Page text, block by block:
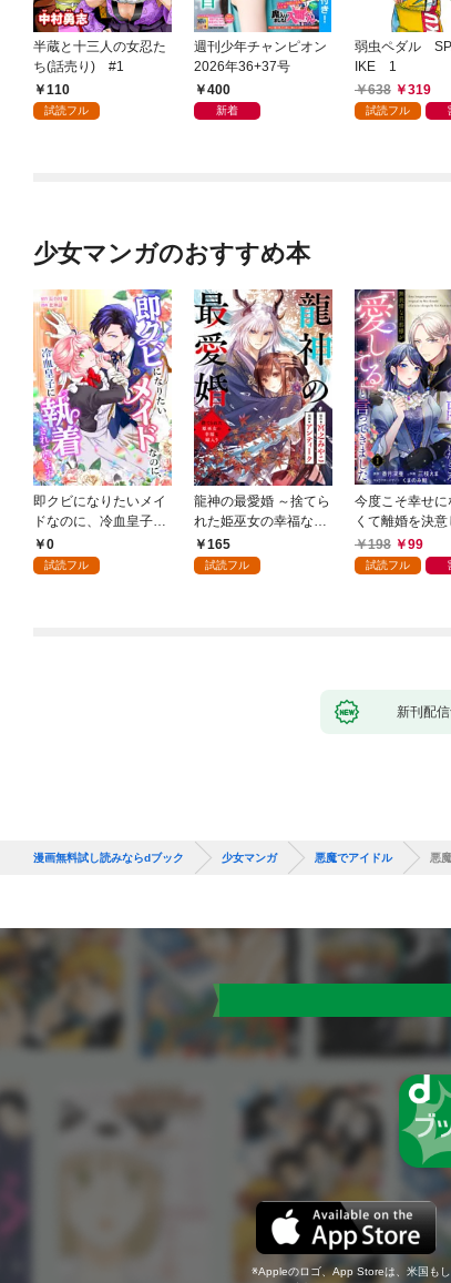
半蔵と十三人の女忍た
ち(話売り) #1
110
試読フル
週刊少年チャンピオン
2026年36+37号
400
新着
弱虫ペダル
IKE 1
638
319
試読フル
少女マンガのおすすめ本
即クビになりたいメイ
ドなのに、冷血皇子に
執着されています第1
話
0
試読フル
龍神の最愛婚 ～捨てら
れた姫巫女の幸福な嫁
入り～: 1
165
試読フル
今度こそ幸せに
くて離婚を決意
ころ、無表情な
が「愛してる」
198 99
試読フル
新刊配
漫画無料試し読みならdブック 少女マンガ 悪魔でアイドル 悪
Appleのロゴ、App Storeは、米国も